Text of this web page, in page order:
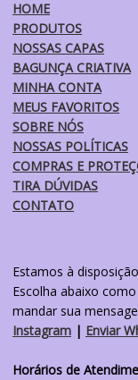
HOME
PRODUTOS
NOSSAS CAPAS
BAGUNÇA CRIATIVA
MINHA CONTA
MEUS FAVORITOS
SOBRE NÓS
NOSSAS POLÍTICAS
COMPRAS E
TIRA DÚVIDAS
CONTATO
Estamos à
Escolha abaixo
mandar sua
Instagram | Enviar
Horários de